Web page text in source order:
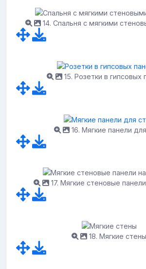
14. Спальня с мягкими
15. Розетки в гипсовых
16. Мягкие панели
17. Мягкие стеновые
18. Мягкие стены